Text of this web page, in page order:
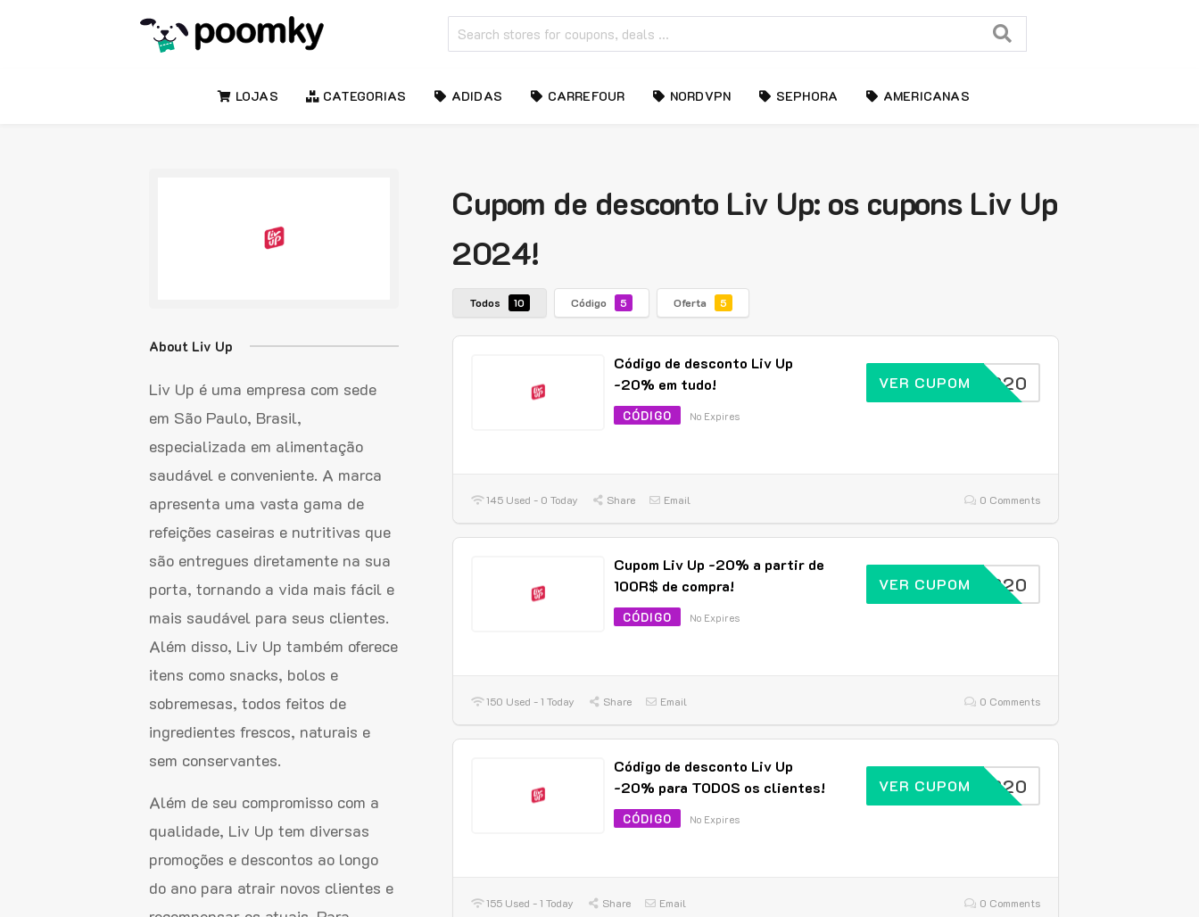
LOJAS CATEGORIAS ADIDAS CARREFOUR NORDVPN SEPHORA AMERICANAS
Cupom de desconto Liv Up: os cupons Liv Up
2024!
Todos 10 Código 5 Oferta 5
Código de desconto Liv Up
-20% em tudo!
CÓDIGO No Expires
IVUPBR20
VER CUPOM
145 Used - 0 Today Share Email 0 Comments
Cupom Liv Up -20% a partir de
100R$ de compra!
CÓDIGO No Expires
IVUPBR20
VER CUPOM
150 Used - 1 Today Share Email 0 Comments
Código de desconto Liv Up
-20% para TODOS os clientes!
CÓDIGO No Expires
IVUPBR20
VER CUPOM
155 Used - 1 Today Share Email 0 Comments
About Liv Up
Liv Up é uma empresa com sede
em São Paulo, Brasil,
especializada em alimentação
saudável e conveniente. A marca
apresenta uma vasta gama de
refeições caseiras e nutritivas que
são entregues diretamente na sua
porta, tornando a vida mais fácil e
mais saudável para seus clientes.
Além disso, Liv Up também oferece
itens como snacks, bolos e
sobremesas, todos feitos de
ingredientes frescos, naturais e
sem conservantes.
Além de seu compromisso com a
qualidade, Liv Up tem diversas
promoções e descontos ao longo
do ano para atrair novos clientes e